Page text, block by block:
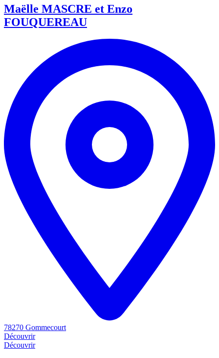
Maëlle MASCRE et Enzo
FOUQUEREAU
78270 Gommecourt
Découvrir
Découvrir